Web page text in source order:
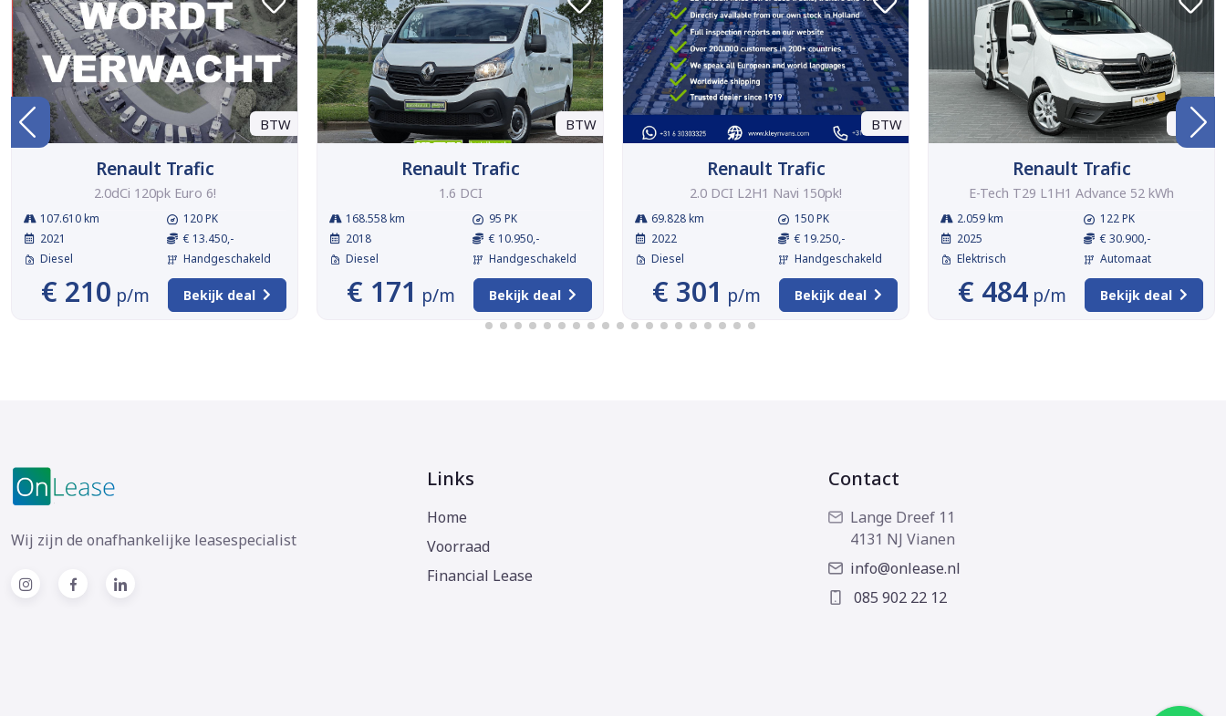
BTW
Renault Trafic
2.0dCi 120pk Euro 6!
107.610 km
2021
Diesel
120 PK
€ 13.450,-
Handgeschakeld
€ 210 p/m Bekijk deal
BTW
Renault Trafic
1.6 DCI
168.558 km
2018
Diesel
95 PK
€ 10.950,-
Handgeschakeld
€ 171 p/m Bekijk deal
BTW
Renault Trafic
2.0 DCI L2H1 Navi 150pk!
69.828 km
2022
Diesel
150 PK
€ 19.250,-
Handgeschakeld
€ 301 p/m Bekijk deal
BTW
Renault Trafic
E-Tech T29 L1H1 Advance 52 kWh
2.059 km
2025
Elektrisch
122 PK
€ 30.900,-
Automaat
€ 484 p/m Bekijk deal
Wij zijn de onafhankelijke leasespecialist
Links
Home
Voorraad
Financial Lease
Contact
Lange Dreef 11
4131 NJ Vianen
info@onlease.nl
085 902 22 12